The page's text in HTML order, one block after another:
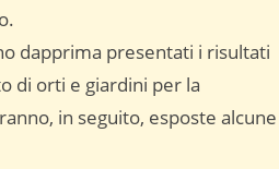
dapprima presentati i risultati
di orti e giardini per la
in seguito, esposte alcune